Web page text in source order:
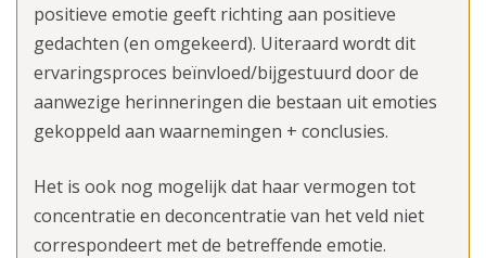
positieve emotie geeft richting aan positieve
gedachten (en omgekeerd). Uiteraard wordt dit
ervaringsproces beïnvloed/bijgestuurd door de
aanwezige herinneringen die bestaan uit emoties
gekoppeld aan waarnemingen + conclusies.
Het is ook nog mogelijk dat haar vermogen tot
concentratie en deconcentratie van het veld niet
correspondeert met de betreffende emotie.